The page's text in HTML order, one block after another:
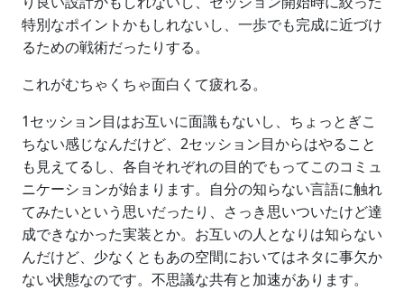
特別なポイントかもしれないし、一歩でも完成に近づけ
るための戦術だったりする。
これがむちゃくちゃ面白くて疲れる。
1セッション目はお互いに面識もないし、ちょっとぎこ
ちない感じなんだけど、2セッション目からはやること
も見えてるし、各自それぞれの目的でもってこのコミュ
ニケーションが始まります。自分の知らない言語に触れ
てみたいという思いだったり、さっき思いついたけど達
成できなかった実装とか。お互いの人となりは知らない
んだけど、少なくともあの空間においてはネタに事欠か
ない状態なのです。不思議な共有と加速があります。